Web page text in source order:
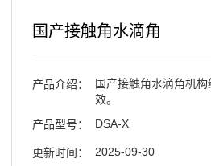
国产接触角水滴角
产品介绍：
国产接触角水滴角机
效。
产品型号： DSA-X
更新时间： 2025-09-30